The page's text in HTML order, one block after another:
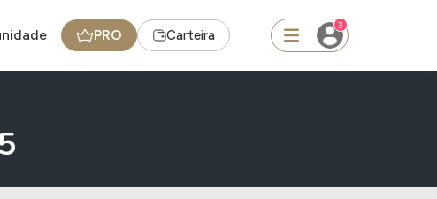
PRO Carteira
3